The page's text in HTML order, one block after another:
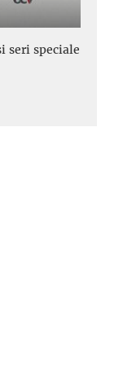
seri speciale